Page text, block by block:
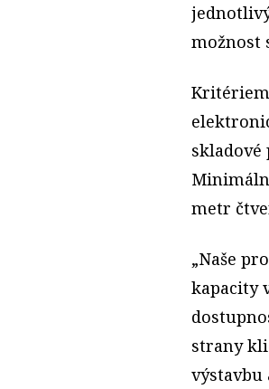
možnost
Kritériem
skladové
metr
„Naše
kapacity
strany
výstavbu